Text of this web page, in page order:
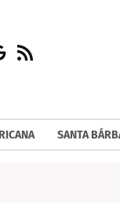
RSS
SANTA